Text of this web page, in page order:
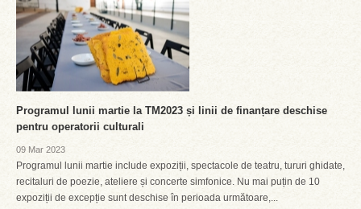
Programul lunii martie la TM2023 și linii de finanțare deschise
pentru operatorii culturali
09 Mar 2023
Programul lunii martie include expoziții, spectacole de teatru, tururi ghidate,
recitaluri de poezie, ateliere și concerte simfonice. Nu mai puțin de 10
expoziții de excepție sunt deschise în perioada următoare,...